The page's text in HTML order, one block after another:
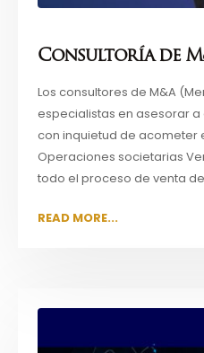
Consultoría de
Los consultores de M&A
especialistas en asesorar
con inquietud de acometer
Operaciones societarias
todo el proceso de venta
READ MORE...